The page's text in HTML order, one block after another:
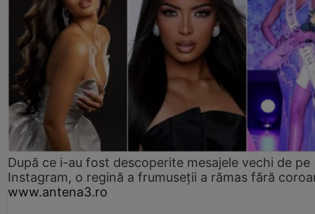
După ce i-au fost descoperite mesajele vechi de pe
Instagram, o regină a frumuseții a rămas fără
www.antena3.ro